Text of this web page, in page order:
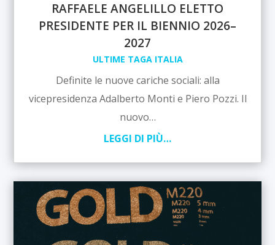
RAFFAELE ANGELILLO ELETTO
PRESIDENTE PER IL BIENNIO 2026–
2027
ULTIME TAGA ITALIA
Definite le nuove cariche sociali: alla
vicepresidenza Adalberto Monti e Piero Pozzi. Il
nuovo…
LEGGI DI PIÙ…